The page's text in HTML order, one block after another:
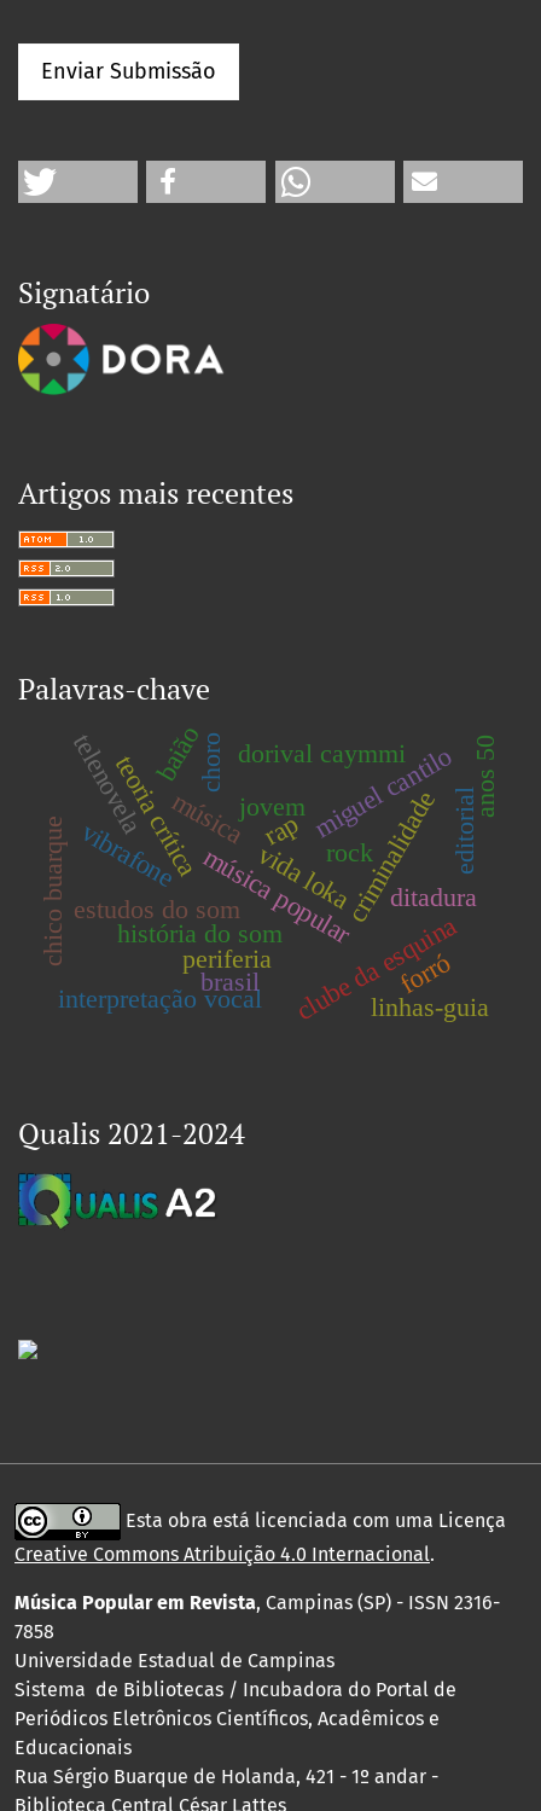
Enviar Submissão
Signatário
Artigos mais recentes
Palavras-chave
rap
vida loka
jovem criminalidade
periferia
miguel cantilo
rock
ditadura
música popular
clube da esquina
história do som
estudos do som
teoria crítica dorival caymmi
chico buarque música editorial
interpretação vocal
choro
vibrafone
baião
forró
linhas-guia
telenovela
brasil
anos 50
Qualis 2021-2024
Esta obra está licenciada com uma Licença
Creative Commons Atribuição 4.0 Internacional.
Música Popular em Revista, Campinas (SP) - ISSN 2316-
7858
Universidade Estadual de Campinas
Sistema de Bibliotecas / Incubadora do Portal de
Periódicos Eletrônicos Científicos, Acadêmicos e
Educacionais
Rua Sérgio Buarque de Holanda, 421 - 1º andar -
Biblioteca Central César Lattes